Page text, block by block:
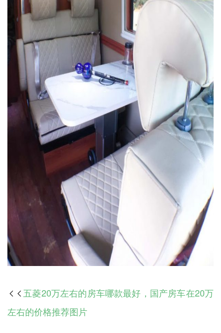
 五菱20万左右的房车哪款最好，国产房车在20万
左右的价格推荐图片